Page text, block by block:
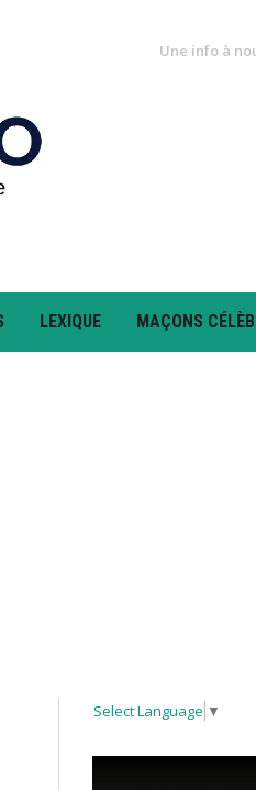
Une info à
LEXIQUE MAÇONS
Select Language ▼